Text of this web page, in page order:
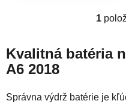
1
Kvalitná batéria
A6 2018
Správna výdrž batérie je